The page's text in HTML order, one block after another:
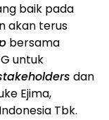
baik pada
akan terus
bersama
untuk
dan
Ejima,
Tbk.